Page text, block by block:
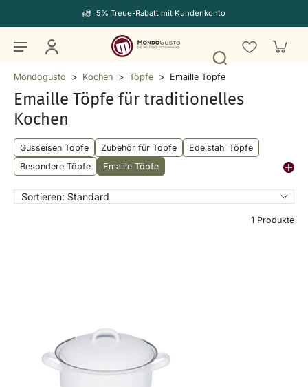
5% Treue-Rabatt mit Kundenkonto
Mondogusto > Kochen > Töpfe > Emaille Töpfe
Emaille Töpfe für traditionelles
Kochen
Gusseisen Töpfe Zubehör für Töpfe
Edelstahl Töpfe
Besondere Töpfe
Emaille Töpfe
Sortieren: Standard
1 Produkte